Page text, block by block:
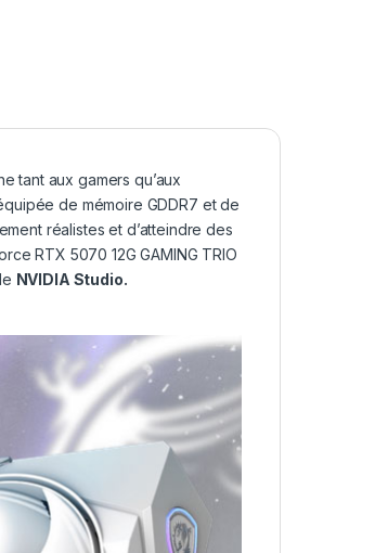
tant aux gamers qu’aux
équipée de mémoire GDDR7 et de
réalistes et d’atteindre des
RTX 5070 12G GAMING TRIO
NVIDIA Studio.